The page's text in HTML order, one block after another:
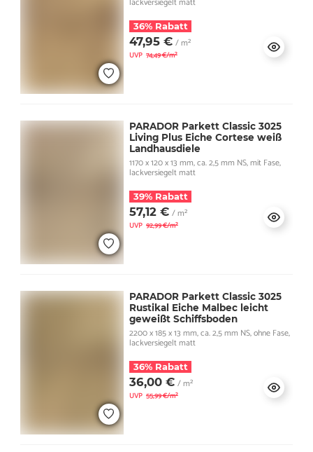
36% Rabatt
47,95 € / m²
UVP 74,49 €/m²
PARADOR Parkett Classic 3025
Living Plus Eiche Cortese weiß
Landhausdiele
1170 x 120 x 13 mm, ca. 2,5 mm NS, mit Fase,
lackversiegelt matt
39% Rabatt
57,12 € / m²
UVP 92,99 €/m²
PARADOR Parkett Classic 3025
Rustikal Eiche Malbec leicht
geweißt Schiffsboden
2200 x 185 x 13 mm, ca. 2,5 mm NS, ohne Fase,
lackversiegelt matt
36% Rabatt
36,00 € / m²
UVP 55,99 €/m²